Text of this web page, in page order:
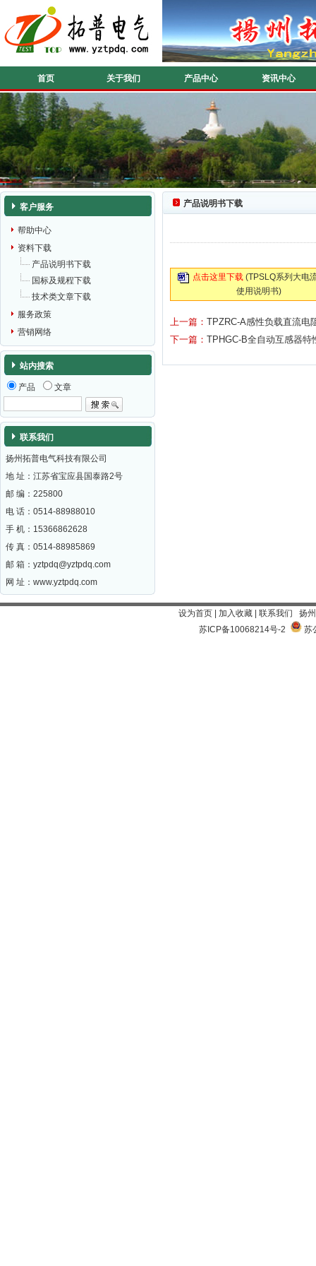
首页 关于我们 产品中心 资讯中心
客户服务
帮助中心
资料下载
产品说明书下载
国标及规程下载
技术类文章下载
服务政策
营销网络
站内搜索
产品 文章
联系我们
扬州拓普电气科技有限公司
地 址：江苏省宝应县国泰路2号
邮 编： 225800
电 话：0514-88988010
手 机：15366862628
传 真：0514-88985869
邮 箱： yztpdq@yztpdq.com
网 址： www.yztpdq.com
产品说明书下载
点击这里下载 (TPSLQ系列大电
使用说明书)
上一篇： TPZRC-A感性负载直流电
下一篇： TPHGC-B全自动互感器特
设为首页 加入收藏 联系我们 扬
苏ICP备10068214号-2
苏